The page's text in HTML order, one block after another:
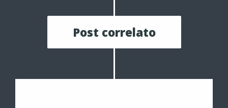
Post correlato